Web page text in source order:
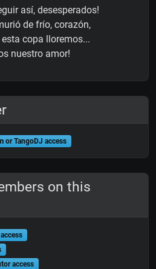
así, desesperados!
de frío, corazón,
esta copa lloremos...
nuestro amor!
or TangoDJ access
on this
access